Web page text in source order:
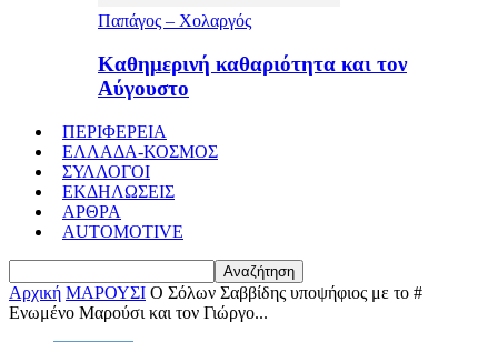
Παπάγος – Χολαργός
Καθημερινή καθαριότητα και τον
Αύγουστο
ΠΕΡΙΦΕΡΕΙΑ
ΕΛΛΑΔΑ-ΚΟΣΜΟΣ
ΣΥΛΛΟΓΟΙ
ΕΚΔΗΛΩΣΕΙΣ
ΑΡΘΡΑ
AUTOMOTIVE
Αρχική ΜΑΡΟΥΣΙ Ο Σόλων Σαββίδης υποψήφιος με το #
Ενωμένο Μαρούσι και τον Γιώργο...